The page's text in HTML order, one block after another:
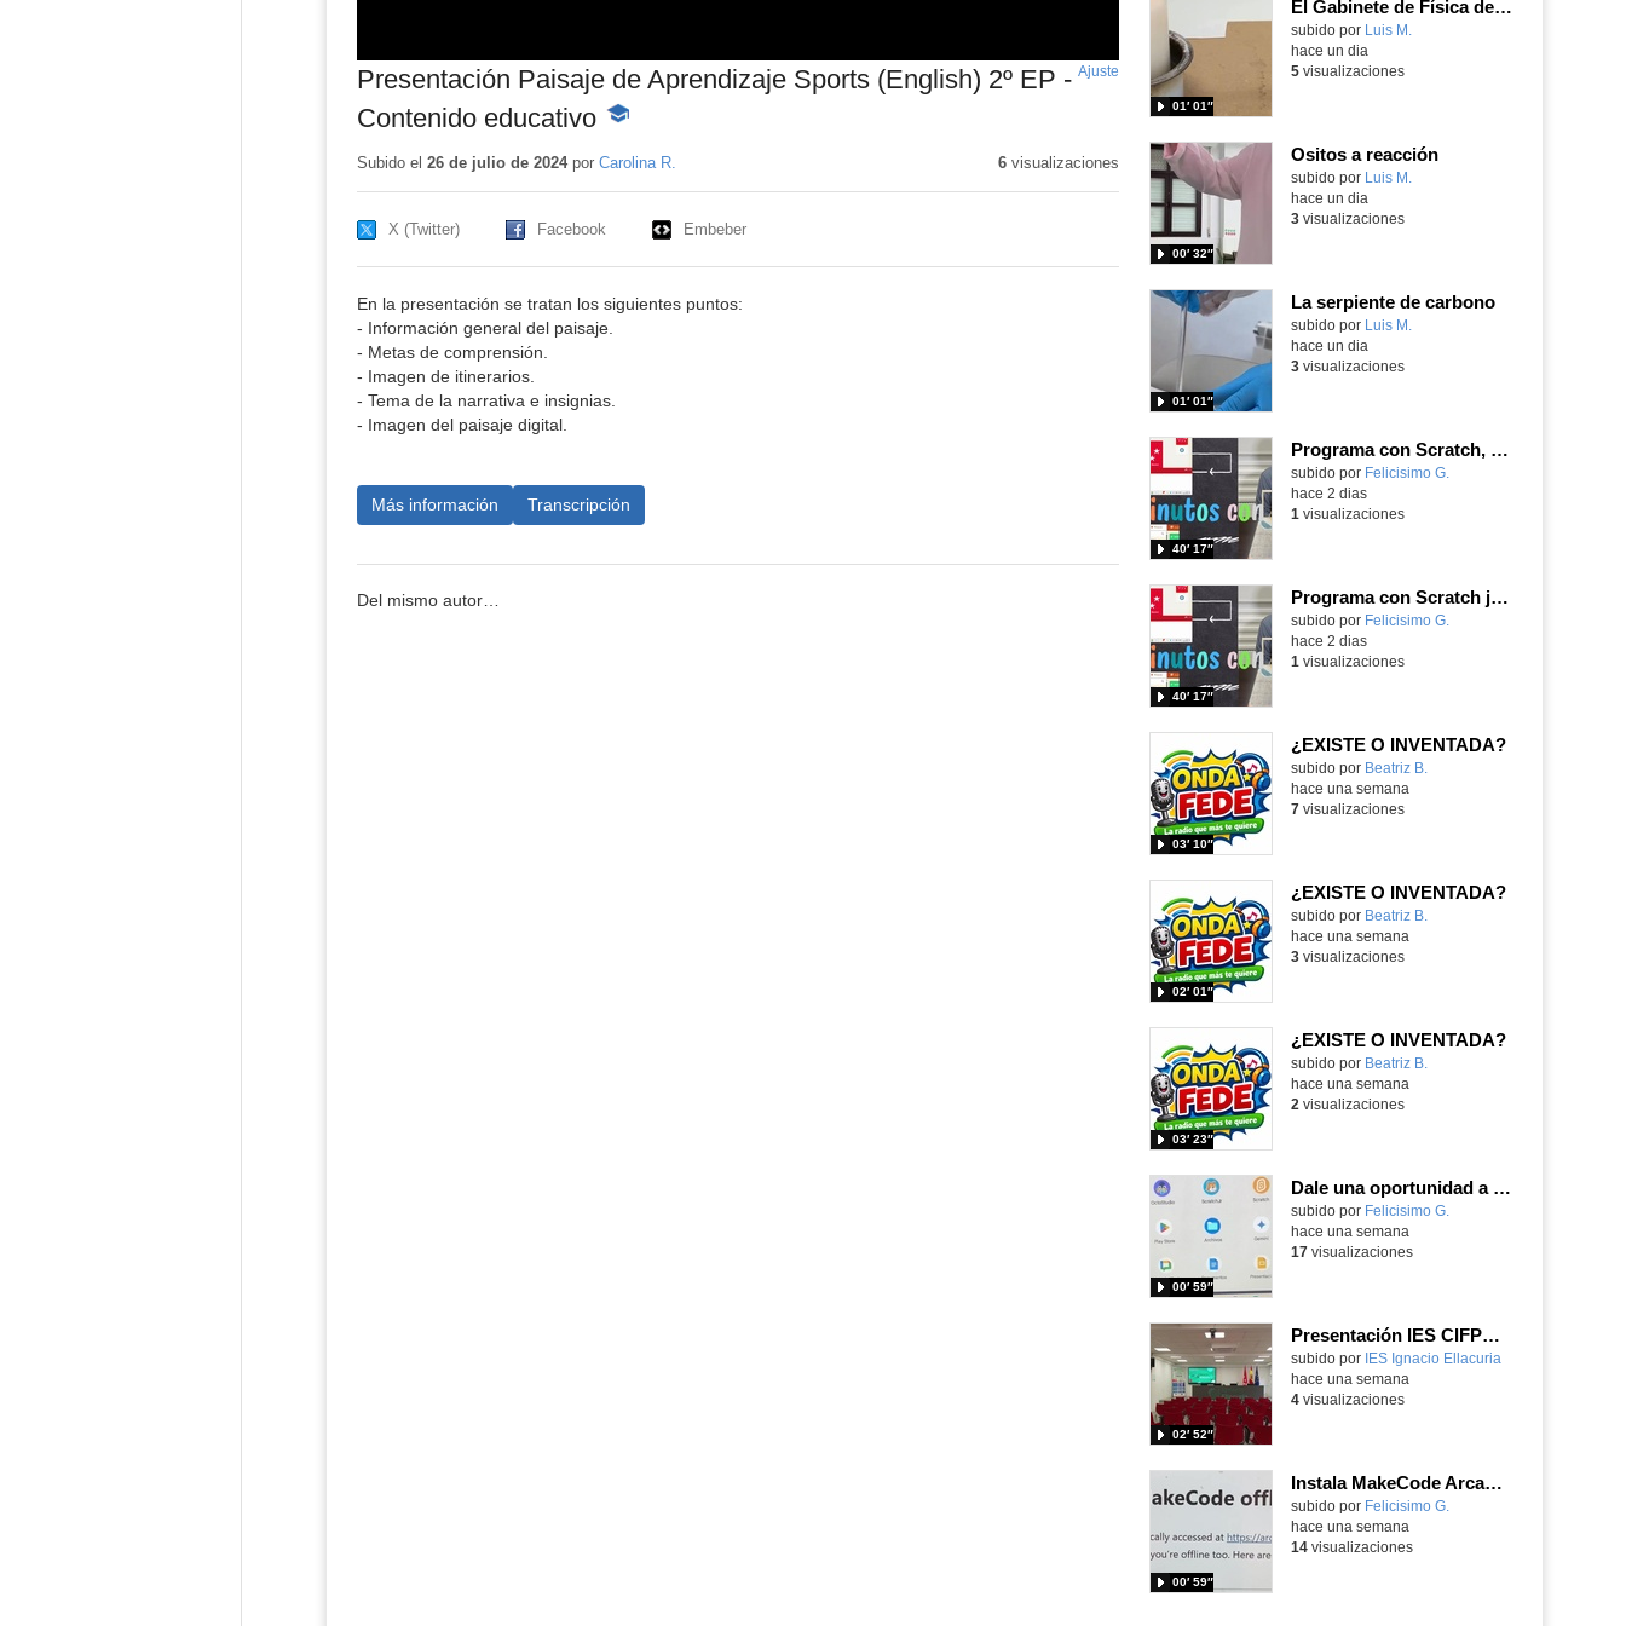
Presentación Paisaje de Aprendizaje Sports (English) 2º EP -
Contenido educativo -
educativo
Ajuste
pantalla
Subido el 26 de julio de 2024por Carolina R. 6visualizaciones
X (Twitter) Facebook Embeber
En la presentación se tratan los siguientes puntos:
- Información general del paisaje.
- Metas de comprensión.
- Imagen de itinerarios.
- Tema de la narrativa e insignias.
- Imagen del paisaje digital.
Más información Transcripción
Del mismo autor…
El Gabinete de Física del IES Enrique Tierno Galván de Parla (Curso 25-26)
Contenido educativo.
subido por Luis M.
01′ 01″
hace un dia
5visualizaciones
Ositos a reacción
Contenido educativo.
subido por Luis M.
00′ 32″
hace un dia
3visualizaciones
La serpiente de carbono
Contenido educativo.
subido por Luis M.
01′ 01″
hace un dia
3visualizaciones
Programa con Scratch, 8 diferentes juegos para vivir la emoción de los partidos de España en el mundial 2026
Contenido educativo.
subido por Felicisimo G.
40′ 17″
hace 2 dias
1 visualizaciones
Programa con Scratch juegos con los partidos del mundial 2026 ganados por España
Contenido educativo.
subido por Felicisimo G.
40′ 17″
hace 2 dias
1 visualizaciones
¿EXISTE O INVENTADA?
Contenido educativo.
subido por Beatriz B.
03′ 10″
hace una semana
7visualizaciones
¿EXISTE O INVENTADA?
Contenido educativo.
subido por Beatriz B.
02′ 01″
hace una semana
3visualizaciones
¿EXISTE O INVENTADA?
Contenido educativo.
subido por Beatriz B.
03′ 23″
hace una semana
2 visualizaciones
Dale una oportunidad a los Chromebooks y utiliza un proyector para realizar talleres si no tienes pantallas táctiles
Contenido educativo.
subido por Felicisimo G.
00′ 59″
hace una semana
17visualizaciones
Presentación IES CIFPD Ignacio Ellacuría
Contenido educativo.
subido por IES Ignacio Ellacuria
02′ 52″
hace una semana
4visualizaciones
Instala MakeCode Arcade para trabajar offline en tu tablet, ordenador, Chromebook
Contenido educativo.
subido por Felicisimo G.
00′ 59″
hace una semana
14visualizaciones